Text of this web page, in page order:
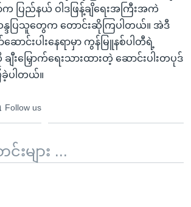
က ပြည်နယ် ဝါဒဖြန့်ချိရေးအကြီးအကဲ
ပြသူတွေက တောင်းဆိုကြပါတယ်။ အဲဒီ
ာင်းပါးနေရာမှာ ကွန်မြူနစ်ပါတီရဲ့
ျီးမြှောက်ရေးသားထားတဲ့ ဆောင်းပါးတပုဒ်
ခဲ့ပါတယ်။
Follow us
များ ...